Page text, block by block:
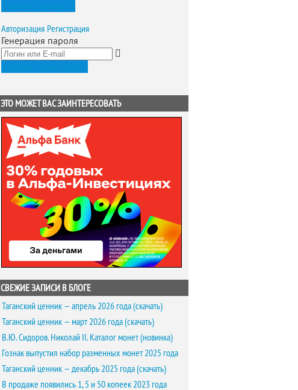
Авторизация Регистрация
Генерация пароля
ЭТО МОЖЕТ ВАС ЗАИНТЕРЕСОВАТЬ
СВЕЖИЕ ЗАПИСИ В БЛОГЕ
Таганский ценник — апрель 2026 года (скачать)
Таганский ценник — март 2026 года (скачать)
В.Ю. Сидоров. Николай II. Каталог монет (новинка)
Гознак выпустил набор разменных монет 2025 года
Таганский ценник — декабрь 2025 года (скачать)
В продаже появились 1, 5 и 50 копеек 2023 года